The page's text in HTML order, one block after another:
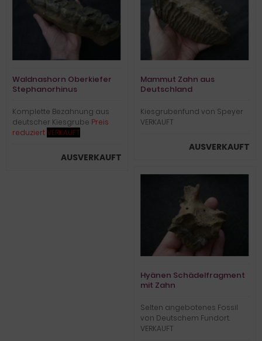
Waldnashorn Oberkiefer
Stephanorhinus
Komplette Bezahnung aus
deutscher Kiesgrube Preis
reduziertVERKAUFT
AUSVERKAUFT
Mammut Zahn aus
Deutschland
Kiesgrubenfund von Speyer
VERKAUFT
AUSVERKAUFT
Hyänen Schädelfragment
mit Zahn
Selten angebotenes Fossil
von Deutschem Fundort.
VERKAUFT